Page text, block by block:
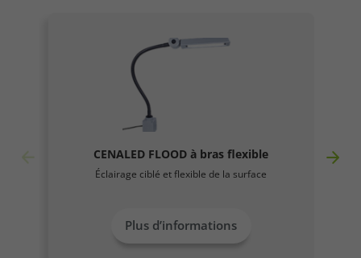
CENALED FLOOD à bras flexible
Éclairage ciblé et flexible de la surface
Plus d’informations